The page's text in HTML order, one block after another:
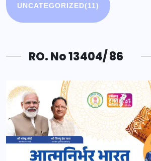
UNCATEGORIZED(11)
RO. No 13404/ 86